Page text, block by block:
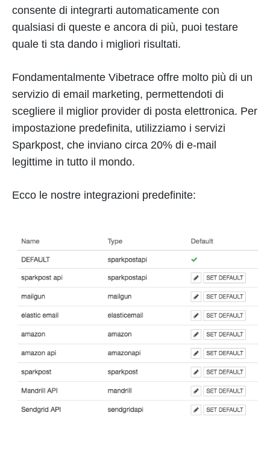
consente di integrarti automaticamente con
qualsiasi di queste e ancora di più, puoi testare
quale ti sta dando i migliori risultati.
Fondamentalmente Vibetrace offre molto più di un
servizio di email marketing, permettendoti di
scegliere il miglior provider di posta elettronica. Per
impostazione predefinita, utilizziamo i servizi
Sparkpost, che inviano circa 20% di e-mail
legittime in tutto il mondo.
Ecco le nostre integrazioni predefinite: